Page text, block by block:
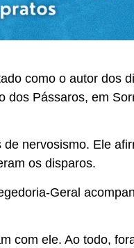
como o autor dos
dos Pássaros, em
nervosismo. Ele
os disparos.
Geral
com ele. Ao todo,